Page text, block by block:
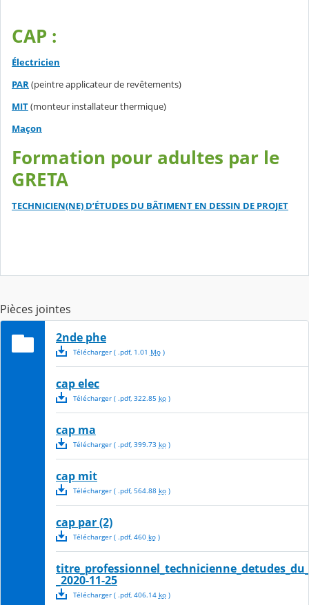
CAP :
Électricien
PAR(peintre applicateur de revêtements)
MIT(monteur installateur thermique)
Maçon
Formation pour adultes par le
GRETA
TECHNICIEN(NE) D’ÉTUDES DU BÂTIMENT EN DESSIN DE PROJET
Pièces jointes
2nde phe
Télécharger( .pdf, 1.01 Mo)
cap elec
Télécharger( .pdf, 322.85 ko)
cap ma
Télécharger( .pdf, 399.73 ko)
cap mit
Télécharger( .pdf, 564.88 ko)
cap par (2)
Télécharger( .pdf, 460 ko)
_2020-11-25
Télécharger( .pdf, 406.14 ko)